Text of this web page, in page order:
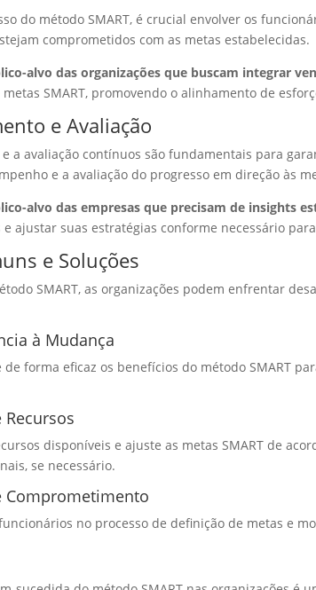
do método SMART, é crucial envolver os
comprometidos com as metas estabelecidas.
alvo das organizações que buscam integrar
metas SMART, promovendo o alinhamento de
e Avaliação
a avaliação contínuos são fundamentais para
e a avaliação do progresso em direção às
alvo das empresas que precisam de insights
ajustar suas estratégias conforme necessário
e Soluções
SMART, as organizações podem enfrentar
à Mudança
de forma eficaz os benefícios do método SMART
Recursos
disponíveis e ajuste as metas SMART de
se necessário.
Comprometimento
no processo de definição de metas e